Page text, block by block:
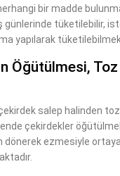
bir madde
günlerinde tüketilebilir,
yapılarak
Öğütülmesi,
salep halinden
çekirdekler
dönerek ezmesiyle